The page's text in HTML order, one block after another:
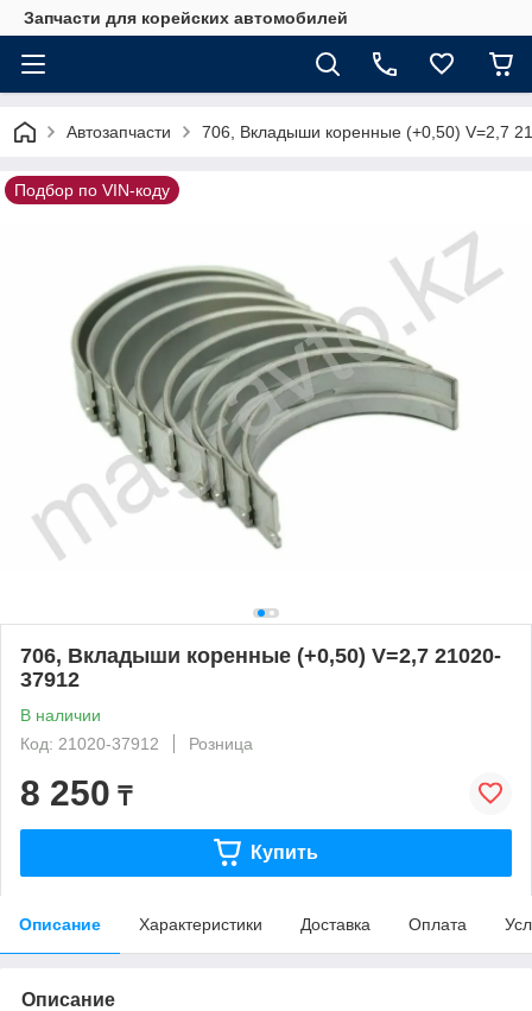
Запчасти для корейских автомобилей
Автозапчасти 706, Вкладыши коренные (+0,50) V=2,7
Подбор по VIN-коду
706, Вкладыши коренные (+0,50) V=2,7 21020-
37912
В наличии
Код: 21020-37912
Розница
8 250 ₸
Купить
Описание Характеристики Доставка Оплата
Описание